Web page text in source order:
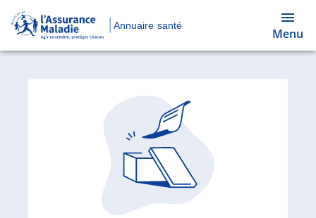
Annuaire santé
Menu